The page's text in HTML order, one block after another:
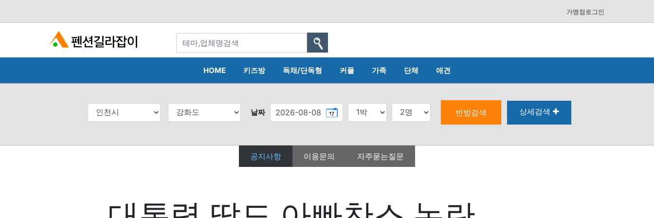
가맹점로그인
search
HOME 키즈방 독채/단독형 커플 가족 단체 애견
날짜 빈방검색 상세검색
공지사항 이용문의 자주묻는질문